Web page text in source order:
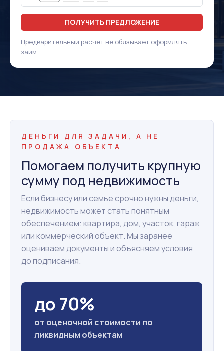
ПОЛУЧИТЬ ПРЕДЛОЖЕНИЕ
Предварительный расчет не обязывает оформлять
займ.
ДЕНЬГИ ДЛЯ ЗАДАЧИ, А НЕ
ПРОДАЖА ОБЪЕКТА
Помогаем получить крупную
сумму под недвижимость
Если бизнесу или семье срочно нужны деньги,
недвижимость может стать понятным
обеспечением: квартира, дом, участок, гараж
или коммерческий объект. Мы заранее
оцениваем документы и объясняем условия
до подписания.
до 70%
от оценочной стоимости по
ликвидным объектам